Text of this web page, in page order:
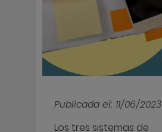
Publicada el: 11/06/2023
Los tres sistemas de